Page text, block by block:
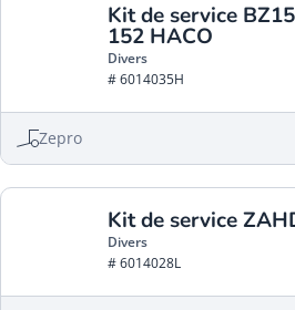
Kit de service
152 HACO
Divers
# 6014035H
Zepro
Kit de service
Divers
# 6014028L